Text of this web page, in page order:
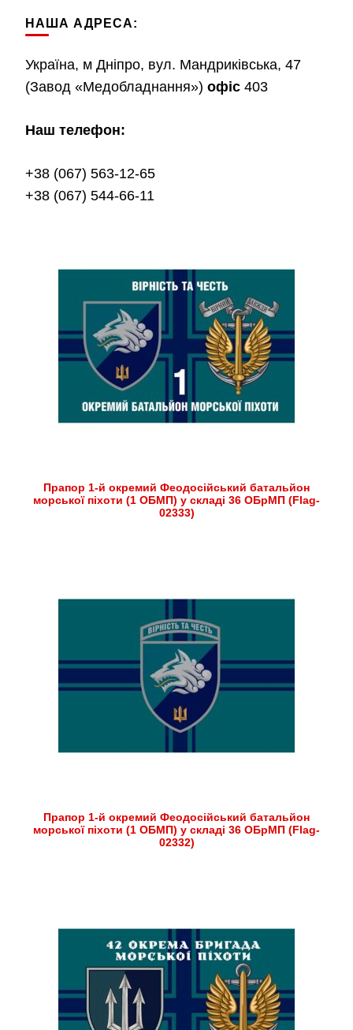
НАША АДРЕСА:
Україна, м Дніпро, вул. Мандриківська, 47
(Завод «Медобладнання») офіс 403
Наш телефон:
+38 (067) 563-12-65
+38 (067) 544-66-11
Прапор 1-й окремий Феодосійський батальйон
морської піхоти (1 ОБМП) у складі 36 ОБрМП (Flag-
02333)
Прапор 1-й окремий Феодосійський батальйон
морської піхоти (1 ОБМП) у складі 36 ОБрМП (Flag-
02332)